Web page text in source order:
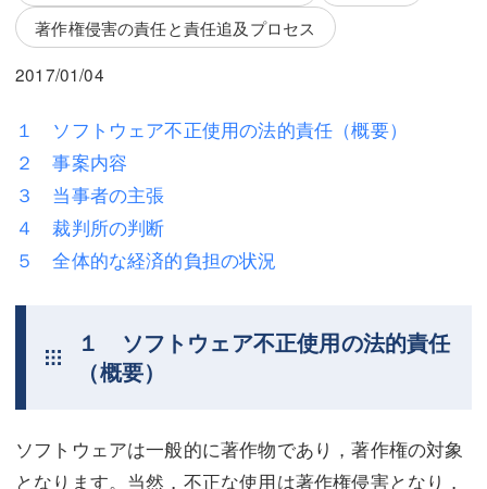
小川 祐
弁護士費用
不動産
相続・遺言
離婚（夫婦間トラブル）
企業法務
刑事弁護
不動産登記
弁護士費用
不動産
相続・遺言
離婚（夫婦間トラブル）
企業法務
労働問題（解雇，残業等）
交通事故
商業登記
著作権侵害の責任と責任追及プロセス
2017/01/04
１ ソフトウェア不正使用の法的責任（概要）
２ 事案内容
３ 当事者の主張
４ 裁判所の判断
５ 全体的な経済的負担の状況
１ ソフトウェア不正使用の法的責任
（概要）
ソフトウェアは一般的に著作物であり，著作権の対象
となります。当然，不正な使用は著作権侵害となり，